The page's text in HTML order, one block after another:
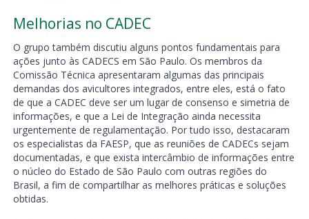
Melhorias no CADEC
O grupo também discutiu alguns pontos fundamentais para
ações junto às CADECS em São Paulo. Os membros da
Comissão Técnica apresentaram algumas das principais
demandas dos avicultores integrados, entre eles, está o fato
de que a CADEC deve ser um lugar de consenso e simetria de
informações, e que a Lei de Integração ainda necessita
urgentemente de regulamentação. Por tudo isso, destacaram
os especialistas da FAESP, que as reuniões de CADECs sejam
documentadas, e que exista intercâmbio de informações entre
o núcleo do Estado de São Paulo com outras regiões do
Brasil, a fim de compartilhar as melhores práticas e soluções
obtidas.